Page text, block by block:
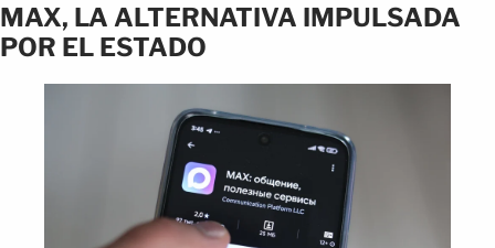
MAX, LA ALTERNATIVA IMPULSADA
POR EL ESTADO